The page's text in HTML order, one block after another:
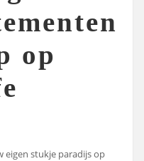
op
eigen stukje paradijs op